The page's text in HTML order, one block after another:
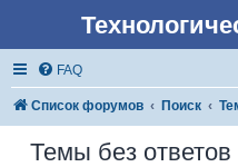
FAQ
Список форумов Поиск
Темы без ответов